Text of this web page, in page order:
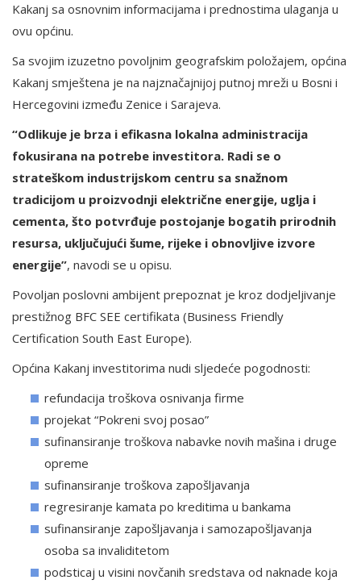
Kakanj sa osnovnim informacijama i prednostima ulaganja u
ovu općinu.
Sa svojim izuzetno povoljnim geografskim položajem, općina
Kakanj smještena je na najznačajnijoj putnoj mreži u Bosni i
Hercegovini između Zenice i Sarajeva.
“Odlikuje je brza i efikasna lokalna administracija
fokusirana na potrebe investitora. Radi se o
strateškom industrijskom centru sa snažnom
tradicijom u proizvodnji električne energije, uglja i
cementa, što potvrđuje postojanje bogatih prirodnih
resursa, uključujući šume, rijeke i obnovljive izvore
energije”, navodi se u opisu.
Povoljan poslovni ambijent prepoznat je kroz dodjeljivanje
prestižnog BFC SEE certifikata (Business Friendly
Certification South East Europe).
Općina Kakanj investitorima nudi sljedeće pogodnosti:
refundacija troškova osnivanja firme
projekat “Pokreni svoj posao”
sufinansiranje troškova nabavke novih mašina i druge
opreme
sufinansiranje troškova zapošljavanja
regresiranje kamata po kreditima u bankama
sufinansiranje zapošljavanja i samozapošljavanja
osoba sa invaliditetom
podsticaj u visini novčanih sredstava od naknade koja